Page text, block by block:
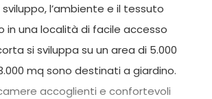
l’ambiente e il tessuto
in una località di facile accesso
si sviluppa su un area di 5.000
mq sono destinati a giardino.
accoglienti e confortevoli